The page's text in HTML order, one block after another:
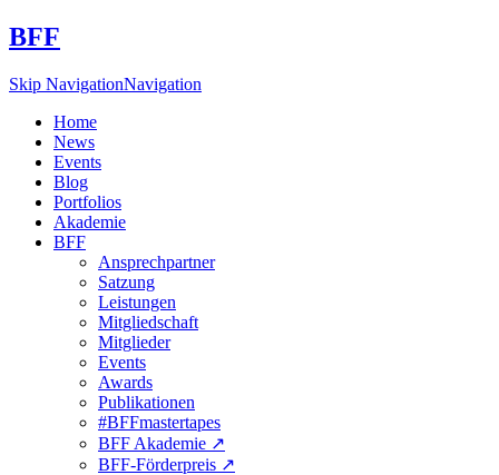
BFF
Skip NavigationNavigation
Home
News
Events
Blog
Portfolios
Akademie
BFF
Ansprechpartner
Satzung
Leistungen
Mitgliedschaft
Mitglieder
Events
Awards
Publikationen
#BFFmastertapes
BFF Akademie ↗︎
BFF-Förderpreis ↗︎